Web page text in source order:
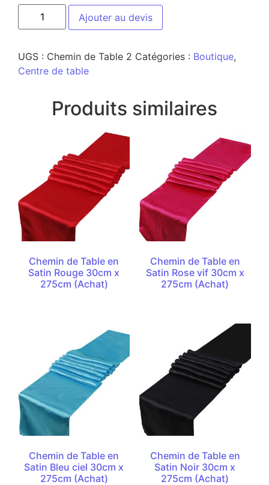
Ajouter au devis
UGS : Chemin de Table 2 Catégories : Boutique,
Centre de table
Produits similaires
Chemin de Table en
Satin Rouge 30cm x
275cm (Achat)
Chemin de Table en
Satin Rose vif 30cm x
275cm (Achat)
Chemin de Table en
Satin Bleu ciel 30cm x
275cm (Achat)
Chemin de Table en
Satin Noir 30cm x
275cm (Achat)